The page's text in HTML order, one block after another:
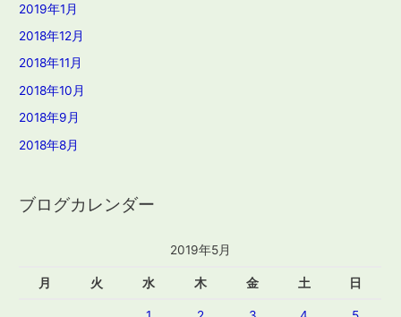
2019年1月
2018年12月
2018年11月
2018年10月
2018年9月
2018年8月
ブログカレンダー
2019年5月
月 火 水 木 金 土 日